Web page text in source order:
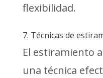
flexibilidad.
7. Técnicas de
El estiramiento
una técnica